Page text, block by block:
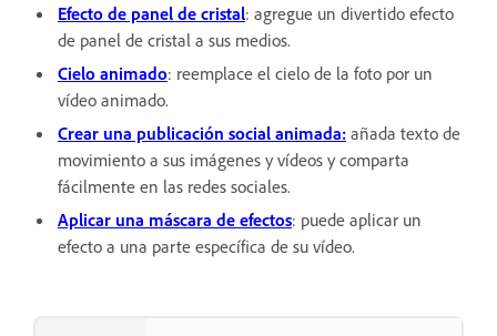
Efecto de panel de cristal: agregue un divertido efecto
de panel de cristal a sus medios.
Cielo animado: reemplace el cielo de la foto por un
vídeo animado.
Crear una publicación social animada: añada texto de
movimiento a sus imágenes y vídeos y comparta
fácilmente en las redes sociales.
Aplicar una máscara de efectos: puede aplicar un
efecto a una parte específica de su vídeo.